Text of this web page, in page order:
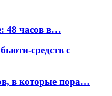
48 часов в…
средств с
в которые пора…